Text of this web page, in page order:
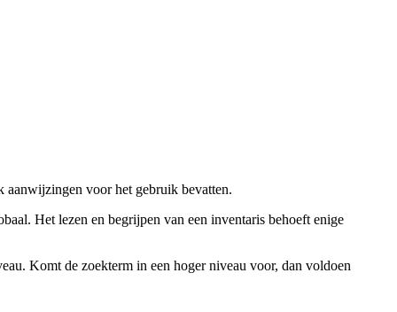
aanwijzingen voor het gebruik bevatten.
Het lezen en begrijpen van een inventaris behoeft enige
Komt de zoekterm in een hoger niveau voor, dan voldoen